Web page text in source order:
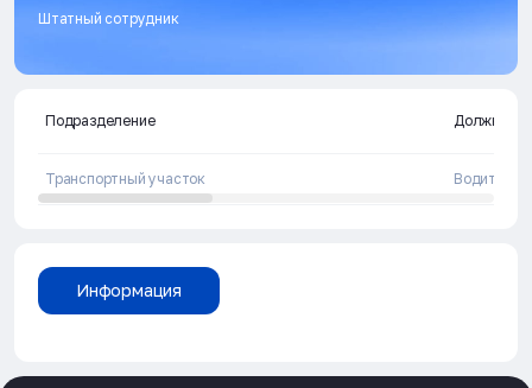
Штатный сотрудник
Подразделение Должность
Транспортный участок Водитель
Информация